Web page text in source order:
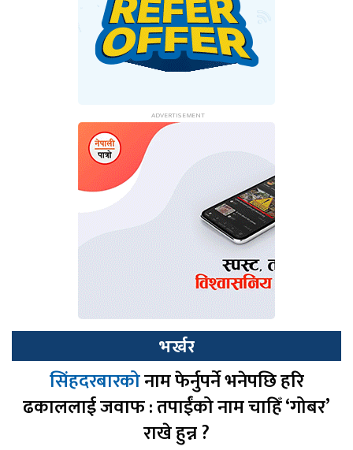
भर्खर
सिंहदरबारकोनाम फेर्नुपर्ने भनेपछि हरि
ढकाललाई जवाफ : तपाईंको नाम चाहिँ ‘गोबर’
राखे हुन्न ?